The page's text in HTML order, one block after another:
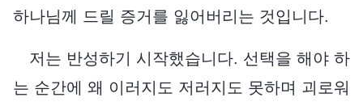
하나님께 드릴 증거를 잃어버리는 것입니다.
저는 반성하기 시작했습니다. 선택을 해야 하
는 순간에 왜 이러지도 저러지도 못하며 괴로워